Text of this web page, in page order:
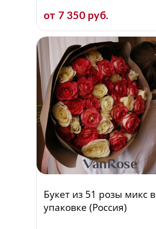
от 7 350 руб.
Букет из 51 розы микс в
упаковке (Россия)